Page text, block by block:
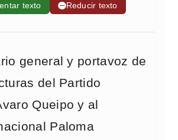
texto ➖Reducir texto
general y portavoz de
del Partido
Queipo y al
Paloma